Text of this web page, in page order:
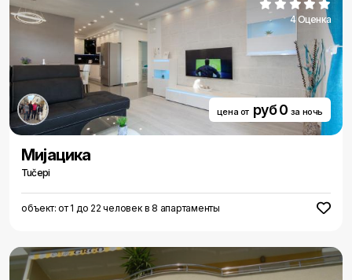
4 Оценка
цена от руб 0 за ночь
Миjацика
Tučepi
объект: от 1 до 22 человек в 8 апартаменты